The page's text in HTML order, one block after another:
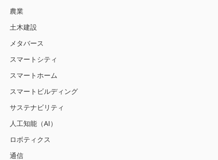
農業
土木建設
メタバース
スマートシティ
スマートホーム
スマートビルディング
サステナビリティ
人工知能（AI）
ロボティクス
通信